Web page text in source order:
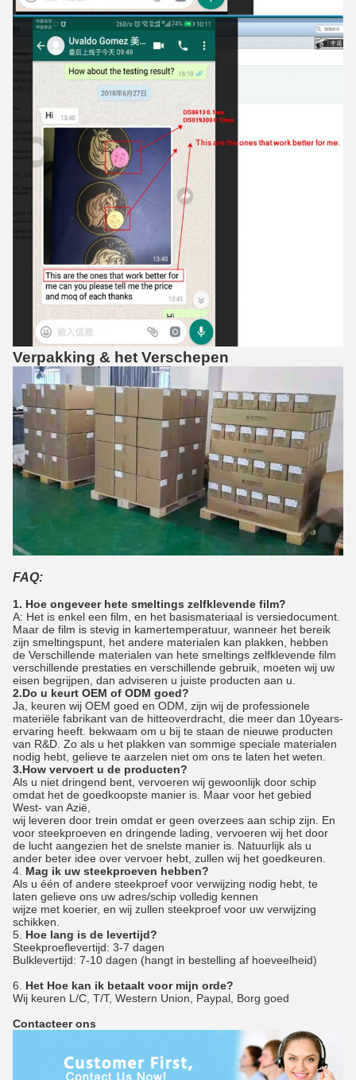
Verpakking & het Verschepen
FAQ:
1. Hoe ongeveer hete smeltings zelfklevende film?
A: Het is enkel een film, en het basismateriaal is versiedocument.
Maar de film is stevig in kamertemperatuur, wanneer het bereik
zijn smeltingspunt, het andere materialen kan plakken, hebben
de Verschillende materialen van hete smeltings zelfklevende film
verschillende prestaties en verschillende gebruik, moeten wij uw
eisen begrijpen, dan adviseren u juiste producten aan u.
2.Do u keurt OEM of ODM goed?
Ja, keuren wij OEM goed en ODM, zijn wij de professionele
materiële fabrikant van de hitteoverdracht, die meer dan 10years-
ervaring heeft. bekwaam om u bij te staan de nieuwe producten
van R&D. Zo als u het plakken van sommige speciale materialen
nodig hebt, gelieve te aarzelen niet om ons te laten het weten.
3.How vervoert u de producten?
Als u niet dringend bent, vervoeren wij gewoonlijk door schip
omdat het de goedkoopste manier is. Maar voor het gebied
West- van Azië,
wij leveren door trein omdat er geen overzees aan schip zijn. En
voor steekproeven en dringende lading, vervoeren wij het door
de lucht aangezien het de snelste manier is. Natuurlijk als u
ander beter idee over vervoer hebt, zullen wij het goedkeuren.
4. Mag ik uw steekproeven hebben?
Als u één of andere steekproef voor verwijzing nodig hebt, te
laten gelieve ons uw adres/schip volledig kennen
wijze met koerier, en wij zullen steekproef voor uw verwijzing
schikken.
5. Hoe lang is de levertijd?
Steekproeflevertijd: 3-7 dagen
Bulklevertijd: 7-10 dagen (hangt in bestelling af hoeveelheid)
6. Het Hoe kan ik betaalt voor mijn orde?
Wij keuren L/C, T/T, Western Union, Paypal, Borg goed
Contacteer ons